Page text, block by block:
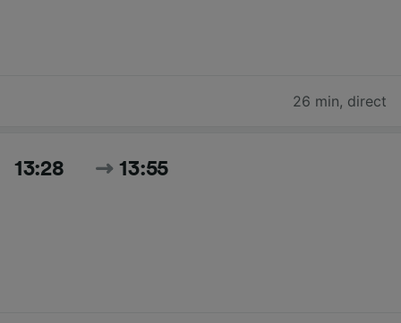
26 min, direct
13:28 13:55